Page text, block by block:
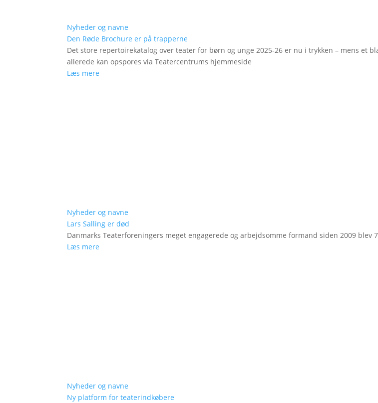
Nyheder og navne
Den Røde Brochure er på trapperne
Det store repertoirekatalog over teater for børn og unge 2025-26 er nu i trykken – mens et
allerede kan opspores via Teatercentrums hjemmeside
Læs mere
Nyheder og navne
Lars Salling er død
Danmarks Teaterforeningers meget engagerede og arbejdsomme formand siden 2009 blev
Læs mere
Nyheder og navne
Ny platform for teaterindkøbere